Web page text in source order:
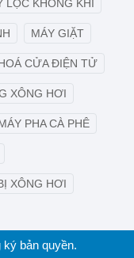
LỌC KHÔNG KHÍ
MÁY GIẶT
CỬA ĐIỆN TỬ
XÔNG HƠI
PHA CÀ PHÊ
XÔNG HƠI
bản quyền.